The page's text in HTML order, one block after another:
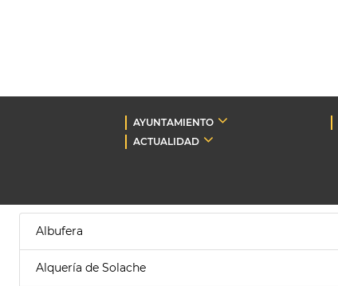
AYUNTAMIENTO
ACTUALIDAD
Albufera
Alquería de Solache